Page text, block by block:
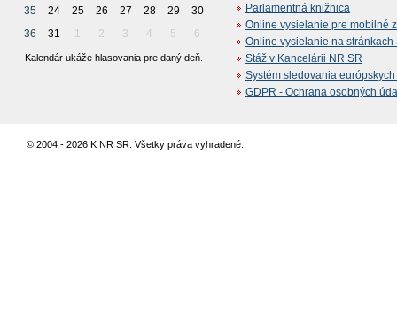
35
24 25 26 27 28 29
30
36
31 1 2 3 4 5 6
Kalendár ukáže hlasovania pre daný deň.
Parlamentná knižnica
Online vysielanie pre mobilné
Online vysielanie na stránkach
Stáž v Kancelárii NR SR
Systém sledovania
GDPR - Ochrana osobných
© 2004 - 2026 K NR SR. Všetky práva vyhradené.